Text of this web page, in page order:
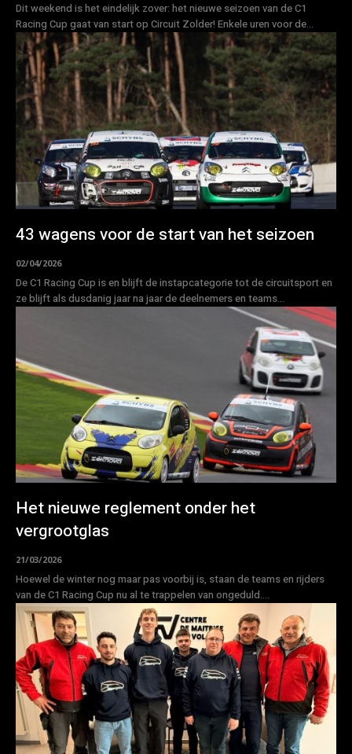
Dit weekend is het eindelijk zover: het nieuwe seizoen van de C1
Racing Cup gaat van start op Circuit Zolder! Enkele uren voor de...
43 wagens voor de start van het seizoen
02/04/2026
De C1 Racing Cup is en blijft de instapcategorie tot de circuitsport en
ze blijft als dusdanig jaar na jaar de deelnemers en teams...
Het nieuwe reglement onder het
vergrootglas
21/03/2026
Hoewel de winter nog maar pas voorbij is, staan de teams en rijders
van de C1 Racing Cup nu al te trappelen van ongeduld....